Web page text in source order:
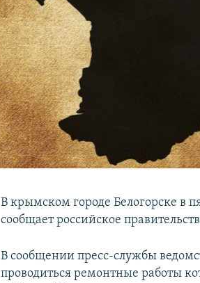
В крымском городе Белогорске в
сообщает российское
В сообщении пресс-службы
проводиться ремонтные работы